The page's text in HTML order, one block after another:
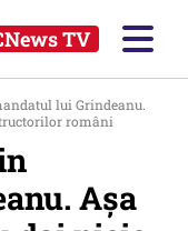
TV
lui Grindeanu.
români
Așa